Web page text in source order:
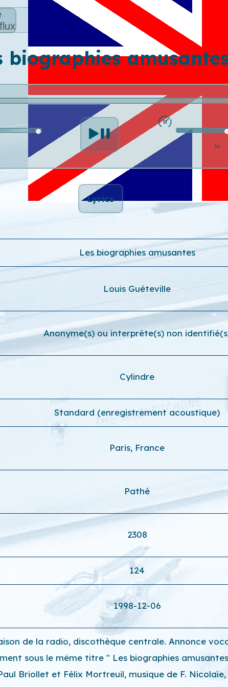
biographies
1x
Lyrics
Les biographies amusantes
Louis Guéteville
Anonyme(s) ou interprète(s) non
Cylindre
Standard (enregistrement acoustique)
Paris, France
Pathé
2308
124
1998-12-06
de la radio, discothèque centrale. Annonce
sous le même titre " Les biographies
Briollet et Félix Mortreuil, musique de F. Nicolaïe,